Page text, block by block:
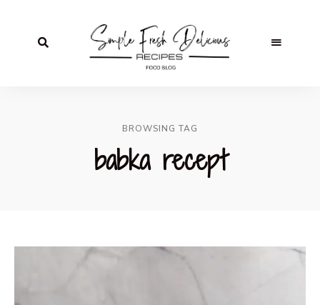
BROWSING TAG
babka recept